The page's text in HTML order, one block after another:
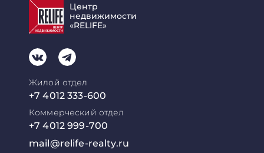
Центр
недвижимости
«RELIFE»
Жилой отдел
+7 4012 333-600
Коммерческий отдел
+7 4012 999-700
mail@relife-realty.ru